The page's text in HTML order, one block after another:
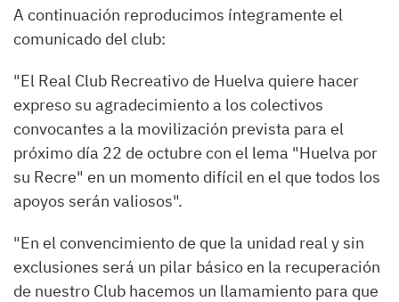
A continuación reproducimos íntegramente el
comunicado del club:
"El Real Club Recreativo de Huelva quiere hacer
expreso su agradecimiento a los colectivos
convocantes a la movilización prevista para el
próximo día 22 de octubre con el lema "Huelva por
su Recre" en un momento difícil en el que todos los
apoyos serán valiosos".
"En el convencimiento de que la unidad real y sin
exclusiones será un pilar básico en la recuperación
de nuestro Club hacemos un llamamiento para que